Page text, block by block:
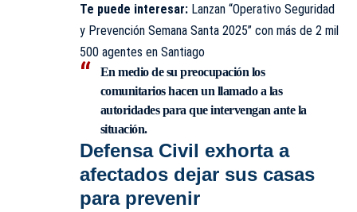
Te puede interesar: Lanzan “Operativo Seguridad
y Prevención Semana Santa 2025” con más de 2 mil
500 agentes en Santiago
En medio de su preocupación los
comunitarioshacen un llamado a las
autoridadespara que intervengan ante la
situación.
Defensa Civil exhorta a
afectados dejar sus casas
para prevenir